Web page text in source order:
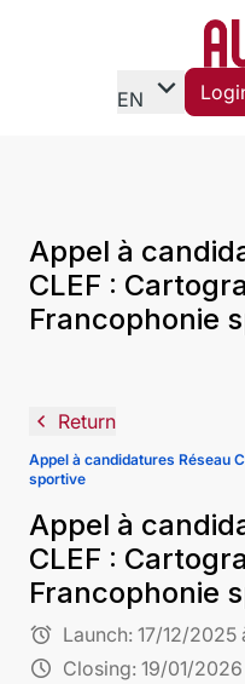
EN expand_more
Appel à
CLEF :
Francophonie
navigate_before Return
Appel à candidatures Réseau
sportive
Appel à
CLEF :
Francophonie
alarm Launch: 17/12/2025
schedule Closing: 19/01/